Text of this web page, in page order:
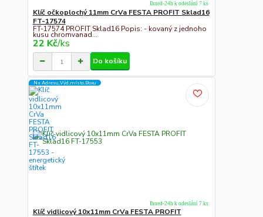
Klíč očkoplochý 11mm CrVa FESTA PROFIT Sklad16
FT-17574
FT-17574 PROFIT Sklad16 Popis: - kovaný z jednoho
kusu chromvanad...
22 Kč/ks
Ihned-24h k odeslání 7 ks
Do košíku
Na Adresu,Výd.místo,Boxu
Klíč vidlicový 10x11mm CrVa FESTA PROFIT
Ihned-24h k odeslání 7 ks